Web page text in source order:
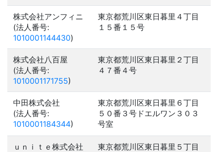
株式会社アンフィニ
(法人番号:
1010001144430)
東京都荒川区東日暮里４丁目
１５番１５号
株式会社八百屋
(法人番号:
1010001171755)
東京都荒川区東日暮里２丁目
４７番４号
中田株式会社
(法人番号:
1010001184344)
東京都荒川区東日暮里６丁目
５０番３号ドエルワン３０３
号室
ｕｎｉｔｅ株式会社
東京都荒川区東日暮里５丁目